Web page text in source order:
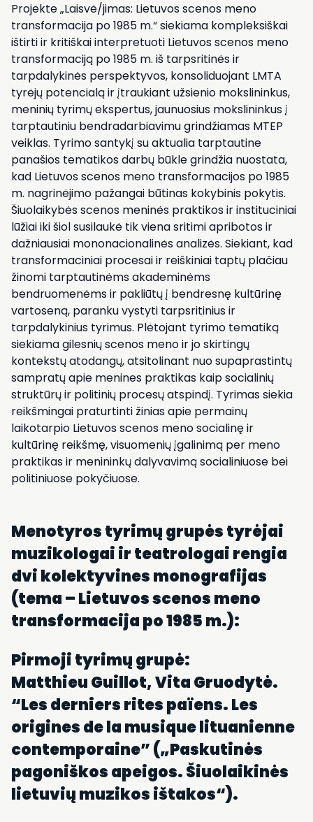
Projekte „Laisvė/jimas: Lietuvos scenos meno
transformacija po 1985 m.“ siekiama kompleksiškai
ištirti ir kritiškai interpretuoti Lietuvos scenos meno
transformaciją po 1985 m. iš tarpsritinės ir
tarpdalykinės perspektyvos, konsoliduojant LMTA
tyrėjų potencialą ir įtraukiant užsienio mokslininkus,
meninių tyrimų ekspertus, jaunuosius mokslininkus į
tarptautiniu bendradarbiavimu grindžiamas MTEP
veiklas. Tyrimo santykį su aktualia tarptautine
panašios tematikos darbų būkle grindžia nuostata,
kad Lietuvos scenos meno transformacijos po 1985
m. nagrinėjimo pažangai būtinas kokybinis pokytis.
Šiuolaikybės scenos meninės praktikos ir instituciniai
lūžiai iki šiol susilaukė tik viena sritimi apribotos ir
dažniausiai mononacionalinės analizės. Siekiant, kad
transformaciniai procesai ir reiškiniai taptų plačiau
žinomi tarptautinėms akademinėms
bendruomenėms ir pakliūtų į bendresnę kultūrinę
vartoseną, paranku vystyti tarpsritinius ir
tarpdalykinius tyrimus. Plėtojant tyrimo tematiką
siekiama gilesnių scenos meno ir jo skirtingų
kontekstų atodangų, atsitolinant nuo supaprastintų
sampratų apie menines praktikas kaip socialinių
struktūrų ir politinių procesų atspindį. Tyrimas siekia
reikšmingai praturtinti žinias apie permainų
laikotarpio Lietuvos scenos meno socialinę ir
kultūrinę reikšmę, visuomenių įgalinimą per meno
praktikas ir menininkų dalyvavimą socialiniuose bei
politiniuose pokyčiuose.
Menotyros tyrimų grupės tyrėjai
muzikologai ir teatrologai rengia
dvi kolektyvines monografijas
(tema – Lietuvos scenos meno
transformacija po 1985 m.):
Pirmoji tyrimų grupė:
Matthieu Guillot, Vita Gruodytė.
“Les derniers rites païens. Les
origines de la musique lituanienne
contemporaine” („Paskutinės
pagoniškos apeigos. Šiuolaikinės
lietuvių muzikos ištakos“).